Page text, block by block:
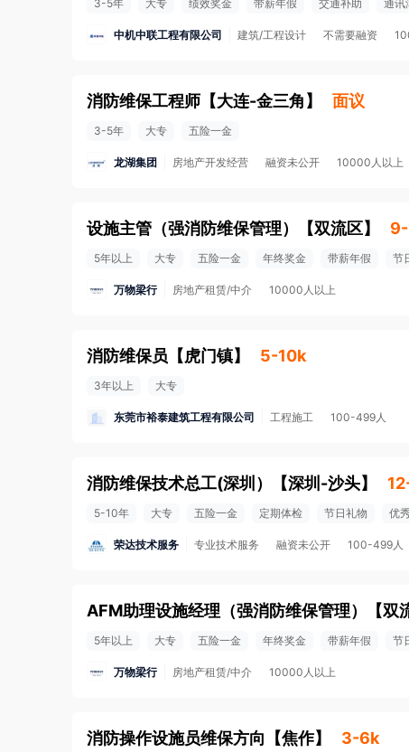
3-5年 大专 绩效奖金 带薪年假 交通补助 通讯
中机中联工程有限公司 建筑/工程设计 不需要融资
消防维保工程师 【大连-金三角 】 面议
3-5年 大专 五险一金
龙湖集团 房地产开发经营 融资未公开 10000人以上
设施主管（强消防维保管理） 【双流区】
5年以上 大专 五险一金 年终奖金 带薪年假 节
万物梁行 房地产租赁/中介 10000人以上
消防维保员 【虎门镇】 5-10k
3年以上 大专
东莞市裕泰建筑工程有限公司 工程施工 100-499人
消防维保技术总工(深圳） 【深圳-沙头】
5-10年 大专 五险一金 定期体检 节日礼物 优
荣达技术服务 专业技术服务 融资未公开 100-499人
AFM助理设施经理（强消防维保管理） 【双
5年以上 大专 五险一金 年终奖金 带薪年假 节
万物梁行 房地产租赁/中介 10000人以上
消防操作设施员维保方向 【焦作】 3-6k